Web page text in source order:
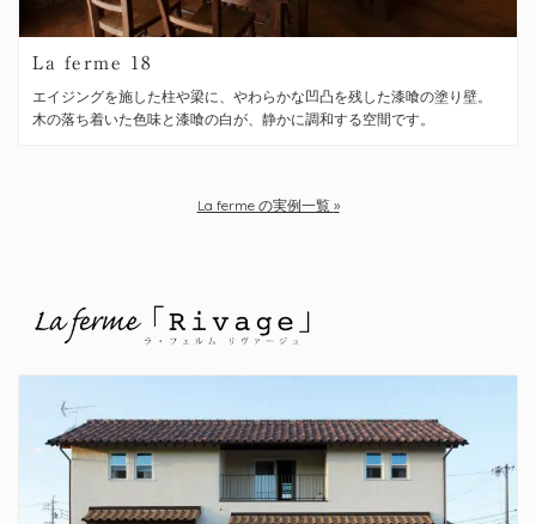
La ferme 18
エイジングを施した柱や梁に、やわらかな凹凸を残した漆喰の塗り壁。
木の落ち着いた色味と漆喰の白が、静かに調和する空間です。
La ferme の実例一覧